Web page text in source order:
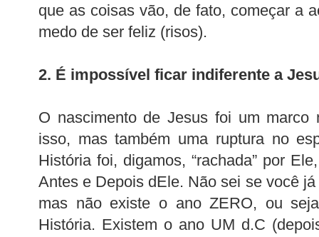
que as coisas vão, de fato, começar a
medo de ser feliz (risos).
2. É impossível ficar indiferente a
O nascimento de Jesus foi um marco
isso, mas também uma ruptura no
História foi, digamos, “rachada” por
Antes e Depois dEle. Não sei se você
mas não existe o ano ZERO, ou
História. Existem o ano UM d.C